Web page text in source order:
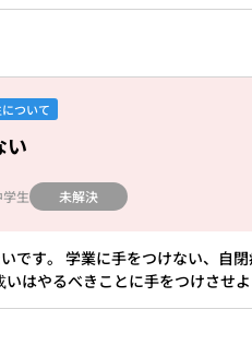
ついて
い
学生 未解決
です。 学業に手をつけない、自
いはやるべきことに手をつけさせ